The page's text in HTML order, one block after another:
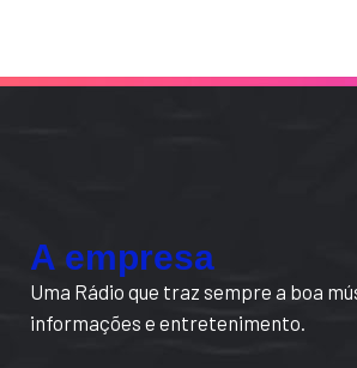
A empresa
Uma Rádio que traz sempre a boa
informações e entretenimento.